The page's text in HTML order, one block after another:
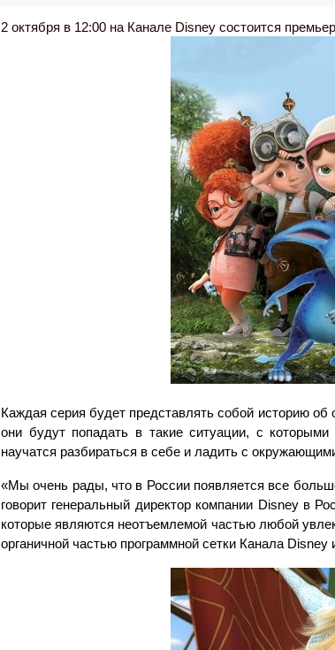
2 октября в 12:00 на Канале Disney состоится
Каждая серия будет представлять собой историю
они будут попадать в такие ситуации, с
научатся разбираться в себе и ладить с
«Мы очень рады, что в России появляется все
говорит генеральный директор компании Disney в
которые являются неотъемлемой частью любой
органичной частью программной сетки Канала Disney